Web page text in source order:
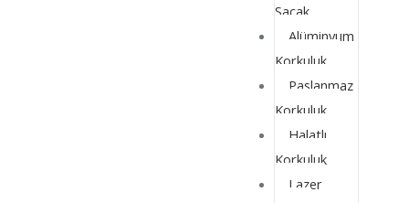
Saçak
Alüminyum
Korkuluk
Paslanmaz
Korkuluk
Halatlı
Korkuluk
Lazer